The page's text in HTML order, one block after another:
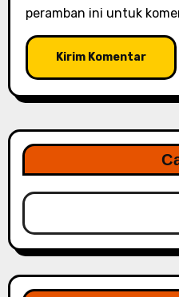
peramban ini untuk